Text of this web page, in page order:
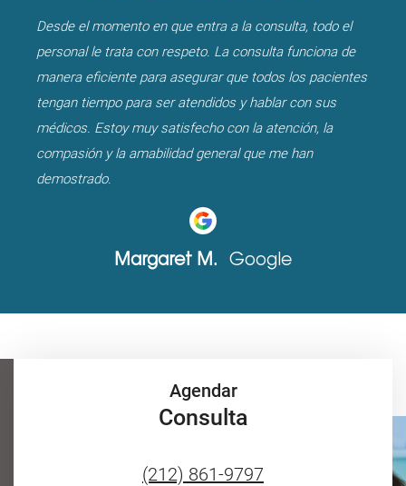
Desde el momento en que entra a la consulta, todo el
personal le trata con respeto. La consulta funciona de
manera eficiente para asegurar que todos los pacientes
tengan tiempo para ser atendidos y hablar con sus
médicos. Estoy muy satisfecho con la atención, la
compasión y la amabilidad general que me han
demostrado.
Margaret M. Google
Agendar
Consulta
(212) 861-9797